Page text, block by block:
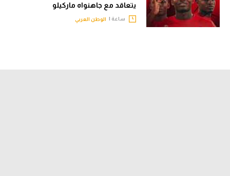
يتعاقد مع جاهنواه ماركيلو
ساعة | الوطن العربي